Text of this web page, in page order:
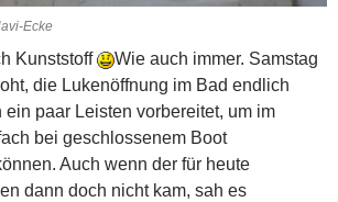
Ecke
Kunststoff
Wie auch immer. Samstag
die Lukenöffnung im Bad endlich
paar Leisten vorbereitet, um im
bei geschlossenem Boot
Auch wenn der für heute
dann doch nicht kam, sah es